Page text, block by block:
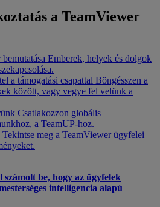
a TeamViewer
Emberek, helyek és dolgok
a támogatási csapattal Böngésszen a
között, vagy vegye fel velünk a
Csatlakozzon globális
a TeamUP-hoz.
Tekintse meg a TeamViewer ügyfelei
be, hogy az ügyfelek
intelligencia alapú